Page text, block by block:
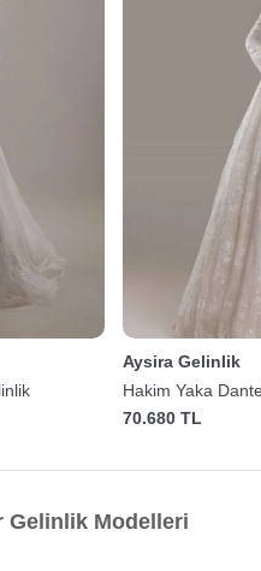
Aysira Gelinlik
Hakim Yaka
70.680 TL
Gelinlik Modelleri